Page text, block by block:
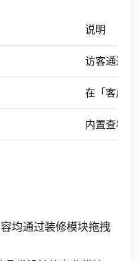
说明
访客通过订
在「客户 →
内置查看/
均通过装修模块拖拽